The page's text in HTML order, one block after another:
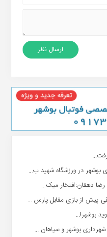
بوشهر در ورزشگاه شهید ب...
رضا دهقان:افتخار میک...
پیش از بازی مقابل پارس ...
بوشهر!...
بوشهر و سپاهان ...